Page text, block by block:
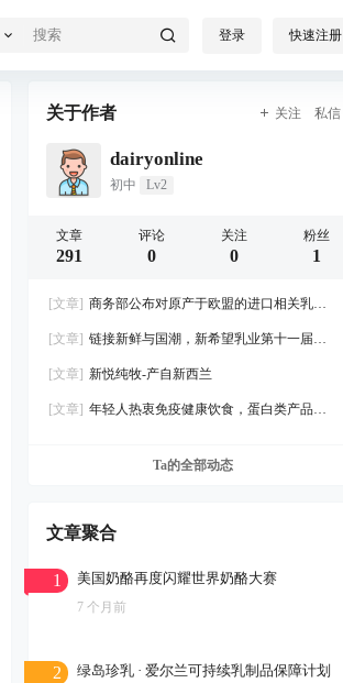
登录 快速注册
关于作者 关注 私信
dairyonline
初中 Lv2
文章
291
评论
0
关注
0
粉丝
1
[文章] 商务部公布对原产于欧盟的进口相关乳制
[文章] 链接新鲜与国潮，新希望乳业第十一届牛
[文章] 新悦纯牧-产自新西兰
[文章] 年轻人热衷免疫健康饮食，蛋白类产品迎
Ta的全部动态
文章聚合
1 美国奶酪再度闪耀世界奶酪大赛
7 个月前
2 绿岛珍乳 · 爱尔兰可持续乳制品保障计划